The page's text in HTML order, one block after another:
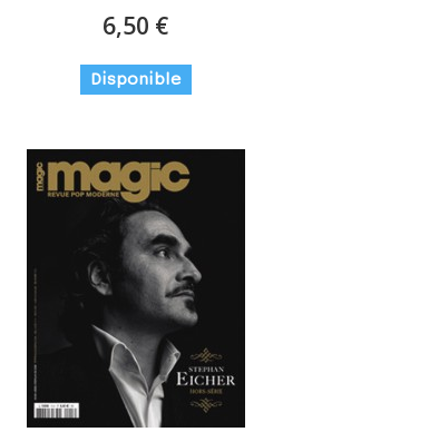
6,50 €
Disponible